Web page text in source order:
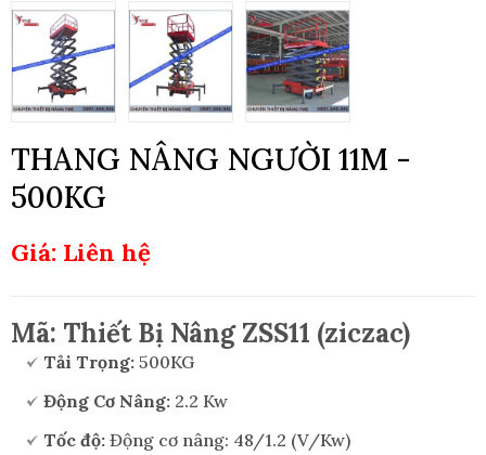
THANG NÂNG NGƯỜI 11M -
500KG
Giá: Liên hệ
Mã: Thiết Bị Nâng ZSS11 (ziczac)
Tải Trọng: 500KG
Động Cơ Nâng: 2.2 Kw
Tốc độ: Động cơ nâng: 48/1.2 (V/Kw)